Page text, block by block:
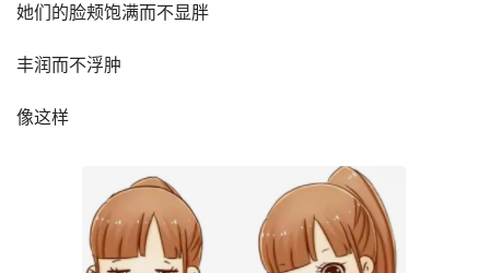
她们的脸颊饱满而不显胖
丰润而不浮肿
像这样